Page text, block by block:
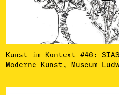
Kunst im Kontext #46:
Moderne Kunst, Museum